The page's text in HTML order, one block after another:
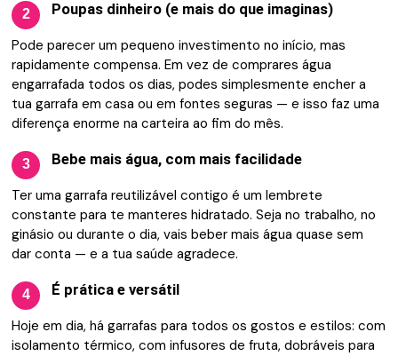
2 Poupas dinheiro (e mais do que imaginas)
Pode parecer um pequeno investimento no início, mas
rapidamente compensa. Em vez de comprares água
engarrafada todos os dias, podes simplesmente encher a
tua garrafa em casa ou em fontes seguras — e isso faz uma
diferença enorme na carteira ao fim do mês.
3 Bebe mais água, com mais facilidade
Ter uma garrafa reutilizável contigo é um lembrete
constante para te manteres hidratado. Seja no trabalho, no
ginásio ou durante o dia, vais beber mais água quase sem
dar conta — e a tua saúde agradece.
4 É prática e versátil
Hoje em dia, há garrafas para todos os gostos e estilos: com
isolamento térmico, com infusores de fruta, dobráveis para